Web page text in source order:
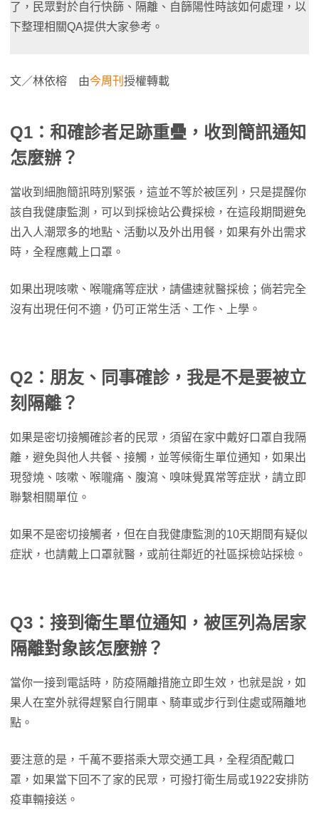
了，民眾對於自行快篩、隔離、自篩陽性時該如何處理，以
下整理相關QA提供大家參考。
文／林依榕 由今周刊 授權轉載
Q1：和確診者足跡重疊，收到簡訊通知
怎麼辦？
當收到細胞簡訊時別緊張，這並不等於被匡列，只是提醒你
該自我健康監測，可以到採檢站公費採檢，在這段期間避免
出入人潮眾多的地點、活動以及外出用餐，如果有外出需求
時，全程應戴上口罩。
如果出現咳嗽、喉嚨痛等症狀，請儘速就醫採檢；倘若完全
沒有出現任何不適，仍可正常生活、工作、上學。
Q2：朋友、同事確診，我是不是要被立
刻隔離？
如果是密切接觸確診者的民眾，須留在家中戴好口罩自我隔
離，避免與他人共餐、接觸，並等候衛生單位通知，如果出
現發燒、咳嗽、喉嚨痛、腹瀉、嗅味覺異常等症狀，請立即
聯繫相關單位。
如果不是密切接觸者，但在自我健康監測的10天期間有疑似
症狀，也請戴上口罩就醫，或前往鄰近的社區採檢站採檢。
Q3：接到衛生單位通知，被匡列為居家
隔離對象該怎麼辦？
當你一接到電話時，防疫隔離措施立即生效，也就是說，如
果人在室外就得趕緊自行開車、騎車或步行到住處或隔離地
點。
要注意的是，千萬不要搭乘大眾交通工具，全程須配戴口
罩，如果當下回不了家的民眾，可撥打衛生局或1922安排防
疫車輛接送。